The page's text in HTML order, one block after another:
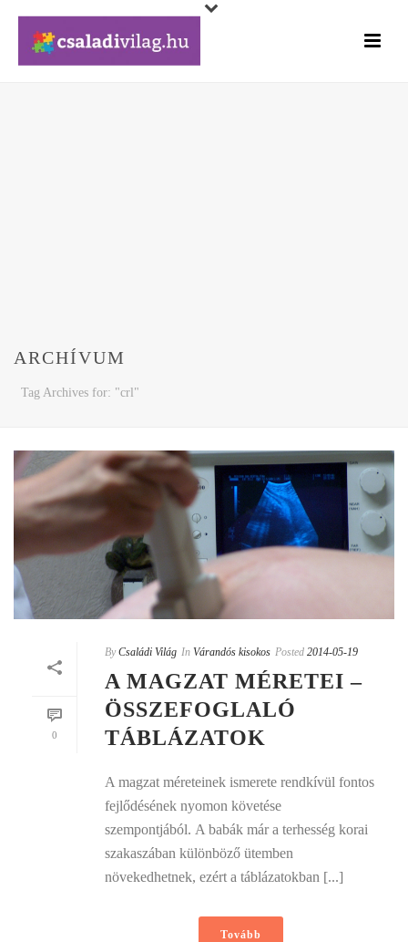
ARCHÍVUM
Tag Archives for: "crl"
0
By Családi Világ In Várandós kisokos Posted 2014-05-19
A MAGZAT MÉRETEI –
ÖSSZEFOGLALÓ
TÁBLÁZATOK
A magzat méreteinek ismerete rendkívül fontos
fejlődésének nyomon követése
szempontjából. A babák már a terhesség korai
szakaszában különböző ütemben
növekedhetnek, ezért a táblázatokban [...]
Tovább